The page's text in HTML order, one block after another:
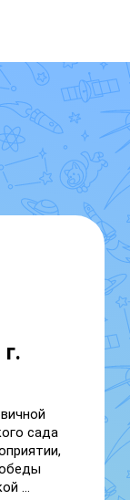
сада